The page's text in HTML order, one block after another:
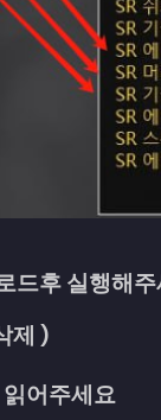
드후 실행해주
제 )
어주세요